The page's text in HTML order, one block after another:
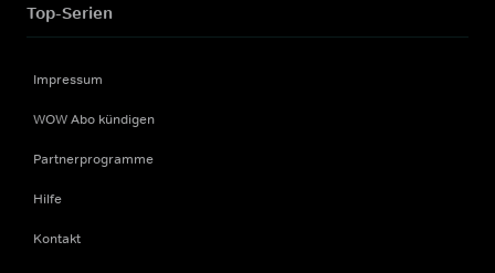
Top-Serien
Impressum
WOW Abo kündigen
Partnerprogramme
Hilfe
Kontakt